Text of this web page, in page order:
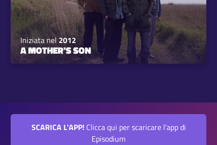
Iniziata nel2012
A MOTHER'S SON
SCARICA L'APP!Clicca qui per scaricare l'app di
Episodium